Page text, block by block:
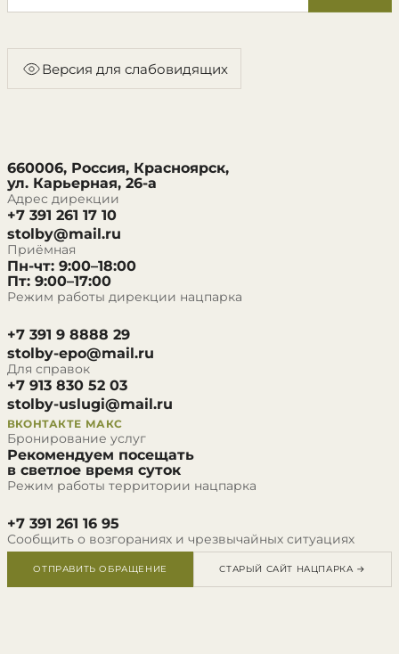
Версия для слабовидящих
660006, Россия, Красноярск,
ул. Карьерная, 26-а
Адрес дирекции
+7 391 261 17 10
stolby@mail.ru
Приёмная
Пн-чт: 9:00–18:00
Пт: 9:00–17:00
Режим работы дирекции нацпарка
+7 391 9 8888 29
stolby-epo@mail.ru
Для справок
+7 913 830 52 03
stolby-uslugi@mail.ru
ВКОНТАКТЕ МАКС
Бронирование услуг
Рекомендуем посещать
в светлое время суток
Режим работы территории нацпарка
+7 391 261 16 95
Сообщить о возгораниях и чрезвычайных ситуациях
ОТПРАВИТЬ ОБРАЩЕНИЕ СТАРЫЙ САЙТ НАЦПАРКА →